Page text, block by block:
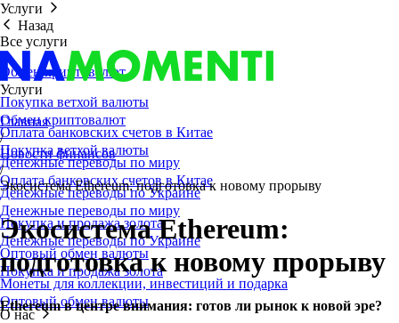
Услуги
Назад
Все услуги
Обмен криптовалют
Покупка ветхой валюты
Оплата банковских счетов в Китае
Денежные переводы по миру
Денежные переводы по Украине
Покупка и продажа золота
Оптовый обмен валюты
Монеты для коллекции, инвестиций и подарка
О нас
Услуги
Обмен криптовалют
Покупка ветхой валюты
Оплата банковских счетов в Китае
Денежные переводы по миру
Денежные переводы по Украине
Покупка и продажа золота
Оптовый обмен валюты
Главная
/
Новости финансов
/
Экосистема Ethereum: подготовка к новому прорыву
Экосистема Ethereum:
подготовка к новому прорыву
Ethereum в центре внимания: готов ли рынок к новой эре?